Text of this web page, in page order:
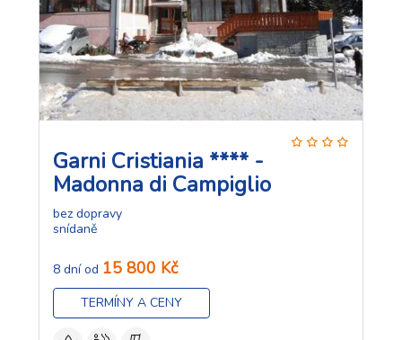
Garni Cristiania **** -
Madonna di Campiglio
bez dopravy
snídaně
8 dní od 15 800 Kč
TERMÍNY A CENY